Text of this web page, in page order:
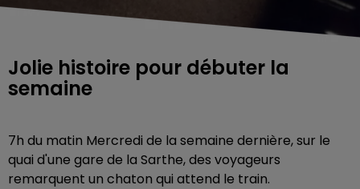
Jolie histoire pour débuter la
semaine
7h du matin Mercredi de la semaine dernière, sur le
quai d'une gare de la Sarthe, des voyageurs
remarquent un chaton qui attend le train.